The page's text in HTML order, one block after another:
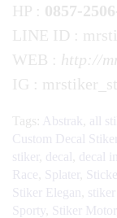
HP : 0857-
LINE ID :
WEB : http://
IG :
Tags: Abstrak all
Custom Decal Stiker
stiker
decal decal
Race
Splater
Stiker Elegan
Sporty
Stiker Motor